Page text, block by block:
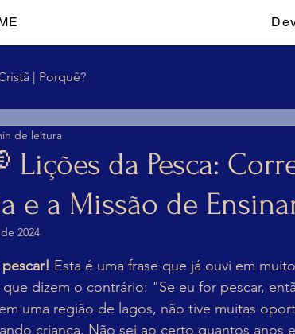
| Porquê?
Lições da Pesca:
e a Missão de
de leitura
2024
de 5 estrelas.
pescar! Esta é uma frase que já ouvi em
dizem o contrário: "Se eu for pescar,
uma região de lagos, não tive muitas
criança. Não sei ao certo quantos anos